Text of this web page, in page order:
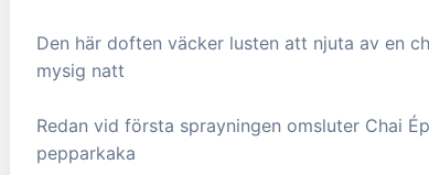
Den här doften väcker lusten att njuta av en
mysig natt
Redan vid första sprayningen omsluter Chai
pepparkaka